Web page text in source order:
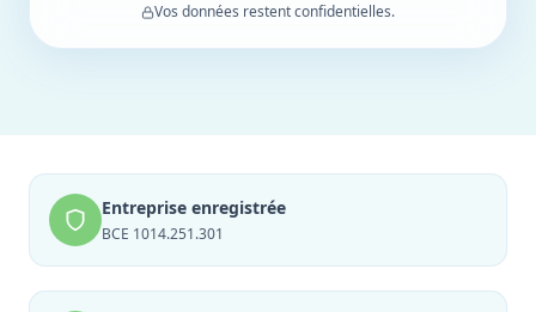
Vos données restent confidentielles.
Entreprise enregistrée
BCE 1014.251.301